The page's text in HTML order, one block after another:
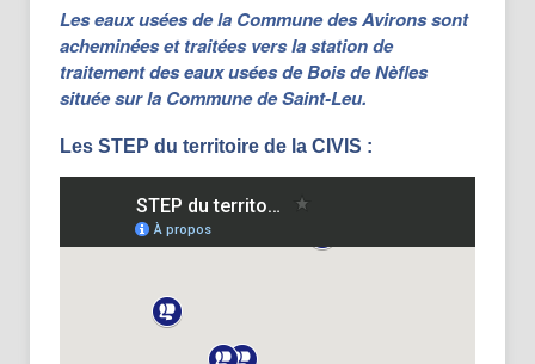
Les eaux usées de la Commune des Avirons sont
acheminées et traitées vers la station de
traitement des eaux usées de Bois de Nèfles
située sur la Commune de Saint-Leu.
Les STEP du territoire de la CIVIS :